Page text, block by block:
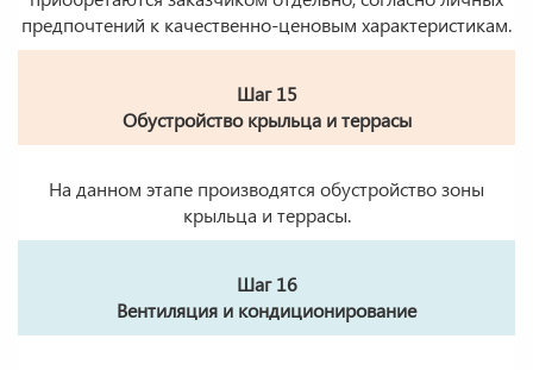
предпочтений к качественно-ценовым характеристикам.
Шаг 15
Обустройство крыльца и террасы
На данном этапе производятся обустройство зоны
крыльца и террасы.
Шаг 16
Вентиляция и кондиционирование